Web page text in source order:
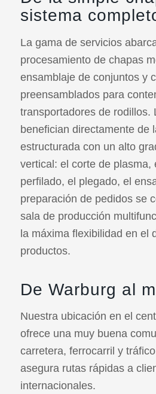
sistema
La gama de servicios
procesamiento de chapas
ensamblaje de conjuntos y
preensamblados para
transportadores de rodillos.
benefician directamente de
estructurada con un alto
vertical: el corte de plasma,
perfilado, el plegado, el
preparación de pedidos se
sala de producción
la máxima flexibilidad en el
productos.
De Warburg al
Nuestra ubicación en el
ofrece una muy buena
carretera, ferrocarril y
asegura rutas rápidas a
internacionales.